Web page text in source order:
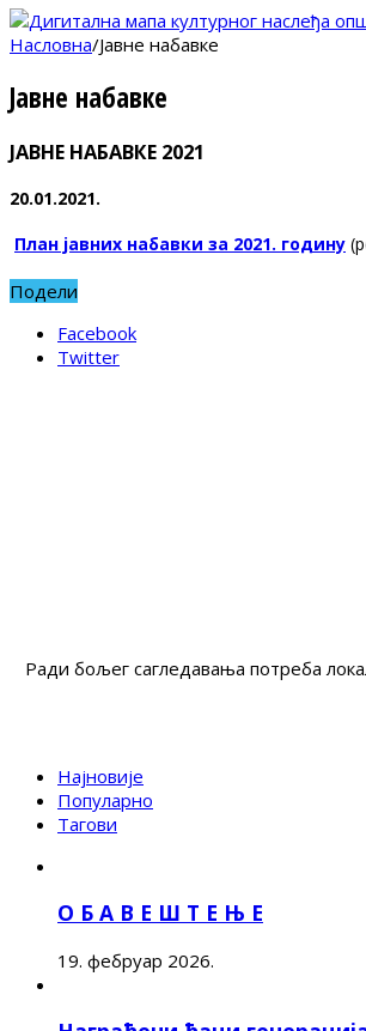
Насловна/Јавне набавке
Јавне набавке
ЈАВНЕ НАБАВКЕ 2021
20.01.2021.
План јавних набавки за 2021. годину
Подели
Facebook
Twitter
Ради бољег сагледавања потреба
Најновије
Популарно
Тагови
О Б А В Е Ш Т Е Њ Е
19. фебруар 2026.